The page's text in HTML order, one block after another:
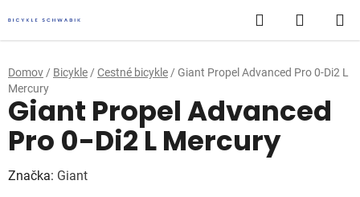
na
obsah
Hľadať
KOŠÍK
Domov / Bicykle / Cestné bicykle / Giant Propel Advanced Pro 0-Di2 L
Mercury
Giant Propel Advanced
Pro 0-Di2 L Mercury
Značka: Giant